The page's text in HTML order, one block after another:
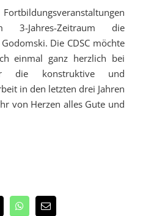
Jahres-Zeitraum die
Die CDSC möchte
einmal ganz herzlich bei
die konstruktive und
in den letzten drei Jahren
von Herzen alles Gute und
WhatsApp
E-